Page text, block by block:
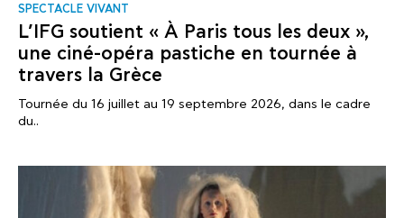
SPECTACLE VIVANT
L’IFG soutient « À Paris tous les deux »,
une ciné-opéra pastiche en tournée à
travers la Grèce
Tournée du 16 juillet au 19 septembre 2026, dans le cadre
du..